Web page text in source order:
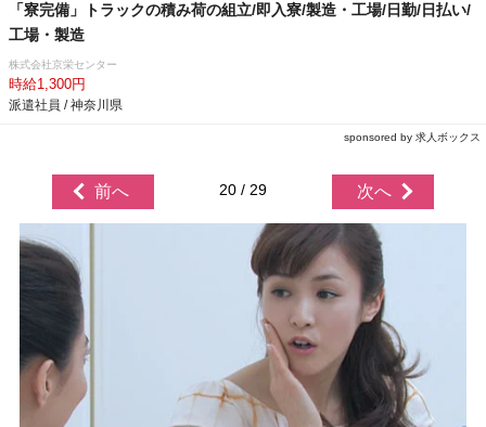
「寮完備」トラックの積み荷の組立/即入寮/製造・工場/日勤/日払い/
工場・製造
株式会社京栄センター
時給1,300円
派遣社員 / 神奈川県
sponsored by 求人ボックス
前へ 20 / 29 次へ